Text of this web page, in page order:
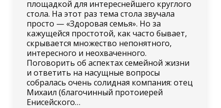
площадкой для интереснейшего круглого
стола. На этот раз тема стола звучала
просто — «Здоровая семья». Но за
кажущейся простотой, как часто бывает,
скрывается множество непонятного,
интересного и неохваченного.
Поговорить об аспектах семейной жизни
и ответить на насущные вопросы
собралась очень солидная компания: отец
Михаил (благочинный протоиерей
Енисейского…